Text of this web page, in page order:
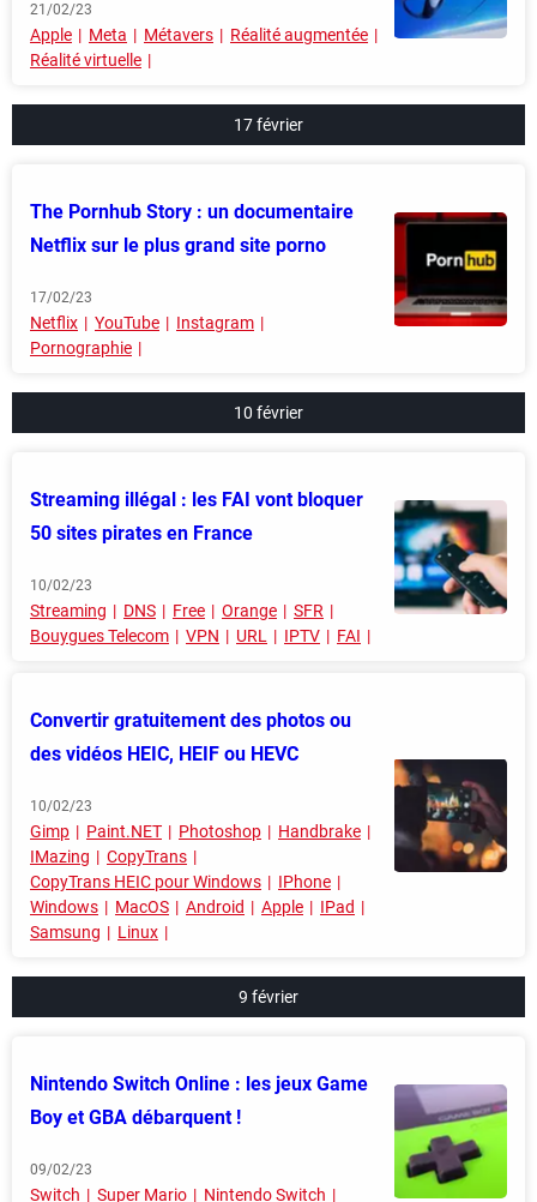
21/02/23
Apple Meta Métavers
Réalité augmentée
Réalité virtuelle
17 février
The Pornhub Story : un documentaire
Netflix sur le plus grand site porno
17/02/23
Netflix YouTube
Instagram
Pornographie
10 février
Streaming illégal : les FAI vont bloquer
50 sites pirates en France
10/02/23
Streaming DNS Free Orange
SFR
Bouygues Telecom
VPN URL IPTV FAI
Convertir gratuitement des photos ou
des vidéos HEIC, HEIF ou HEVC
10/02/23
Gimp Paint.NET Photoshop
Handbrake
IMazing
CopyTrans
CopyTrans HEIC pour Windows
IPhone
Windows
MacOS Android Apple
IPad
Samsung
Linux
9 février
Nintendo Switch Online : les jeux Game
Boy et GBA débarquent !
09/02/23
Switch Super Mario Nintendo Switch